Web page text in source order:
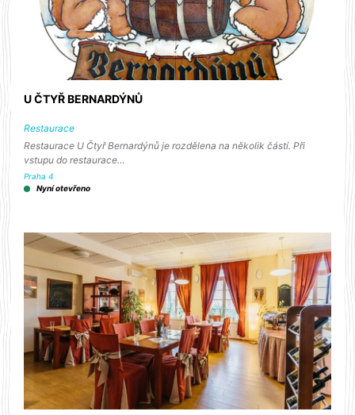
U ČTYŘ BERNARDÝNŮ
Restaurace
Restaurace U Čtyř Bernardýnů je rozdělena na několik částí. Při
vstupu do restaurace…
Praha 4
Nyní otevřeno